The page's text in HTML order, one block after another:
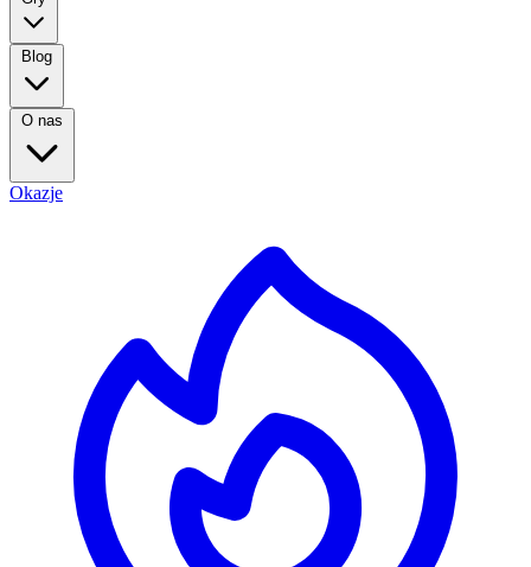
Blog
O nas
Okazje